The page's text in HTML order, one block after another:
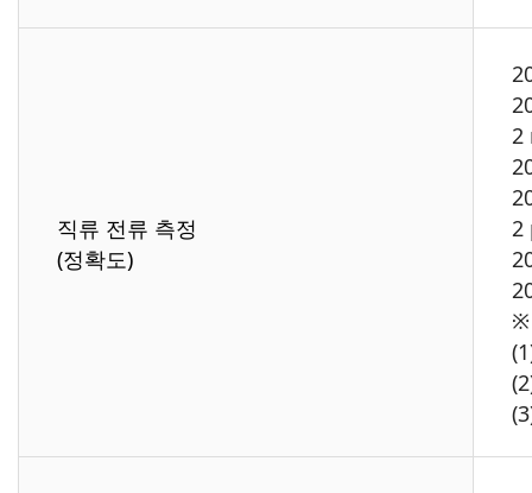
직류 전류 측정
(정확도)
2
2
※